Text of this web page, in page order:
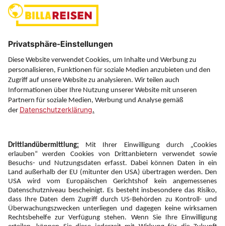
Über uns
Service
Information
Folgen Sie uns auf
Newsletter:
Anmelden